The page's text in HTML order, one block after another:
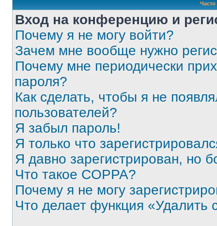
Вход на конференцию и
Почему я не могу войти?
Зачем мне вообще нужно
Почему мне периодически
пароля?
Как сделать, чтобы я не
пользователей?
Я забыл пароль!
Я только что
Я давно зарегистрирован, но
Что такое COPPA?
Почему я не могу
Что делает функция «Удалить